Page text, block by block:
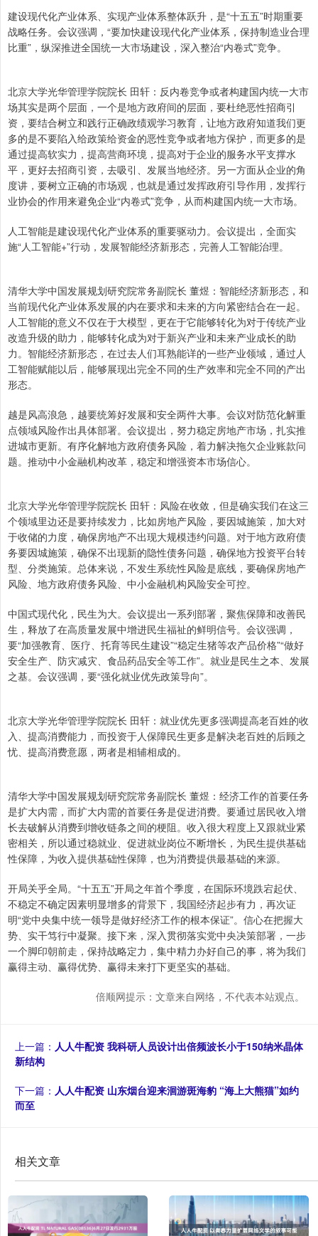
建设现代化产业体系、实现产业体系整体跃升，是“十五五”时期重要
战略任务。会议强调，“要加快建设现代化产业体系，保持制造业合理
比重”，纵深推进全国统一大市场建设，深入整治“内卷式”竞争。
北京大学光华管理学院院长 田轩：反内卷竞争或者构建国内统一大市
场其实是两个层面，一个是地方政府间的层面，要杜绝恶性招商引
资，要结合树立和践行正确政绩观学习教育，让地方政府知道我们更
多的是不要陷入给政策给资金的恶性竞争或者地方保护，而更多的是
通过提高软实力，提高营商环境，提高对于企业的服务水平支撑水
平，更好去招商引资，去吸引、发展当地经济。另一方面从企业的角
度讲，要树立正确的市场观，也就是通过发挥政府引导作用，发挥行
业协会的作用来避免企业“内卷式”竞争，从而构建国内统一大市场。
人工智能是建设现代化产业体系的重要驱动力。会议提出，全面实
施“人工智能+”行动，发展智能经济新形态，完善人工智能治理。
清华大学中国发展规划研究院常务副院长 董煜：智能经济新形态，和
当前现代化产业体系发展的内在要求和未来的方向紧密结合在一起。
人工智能的意义不仅在于大模型，更在于它能够转化为对于传统产业
改造升级的助力，能够转化成为对于新兴产业和未来产业成长的助
力。智能经济新形态，在过去人们耳熟能详的一些产业领域，通过人
工智能赋能以后，能够展现出完全不同的生产效率和完全不同的产出
形态。
越是风高浪急，越要统筹好发展和安全两件大事。会议对防范化解重
点领域风险作出具体部署。会议提出，努力稳定房地产市场，扎实推
进城市更新。有序化解地方政府债务风险，着力解决拖欠企业账款问
题。推动中小金融机构改革，稳定和增强资本市场信心。
北京大学光华管理学院院长 田轩：风险在收敛，但是确实我们在这三
个领域里边还是要持续发力，比如房地产风险，要因城施策，加大对
于收储的力度，确保房地产不出现大规模违约问题。对于地方政府债
务要因城施策，确保不出现新的隐性债务问题，确保地方投资平台转
型、分类施策。总体来说，不发生系统性风险是底线，要确保房地产
风险、地方政府债务风险、中小金融机构风险安全可控。
中国式现代化，民生为大。会议提出一系列部署，聚焦保障和改善民
生，释放了在高质量发展中增进民生福祉的鲜明信号。会议强调，
要“加强教育、医疗、托育等民生建设”“稳定生猪等农产品价格”“做好
安全生产、防灾减灾、食品药品安全等工作”。就业是民生之本、发展
之基。会议强调，要“强化就业优先政策导向”。
北京大学光华管理学院院长 田轩：就业优先更多强调提高老百姓的收
入、提高消费能力，而投资于人保障民生更多是解决老百姓的后顾之
忧、提高消费意愿，两者是相辅相成的。
清华大学中国发展规划研究院常务副院长 董煜：经济工作的首要任务
是扩大内需，而扩大内需的首要任务是促进消费。要通过居民收入增
长去破解从消费到增收链条之间的梗阻。收入很大程度上又跟就业紧
密相关，所以通过稳就业、促进就业岗位不断增长，为民生提供基础
性保障，为收入提供基础性保障，也为消费提供最基础的来源。
开局关乎全局。“十五五”开局之年首个季度，在国际环境跌宕起伏、
不稳定不确定因素明显增多的背景下，我国经济起步有力，再次证
明“党中央集中统一领导是做好经济工作的根本保证”。信心在把握大
势、实干笃行中凝聚。接下来，深入贯彻落实党中央决策部署，一步
一个脚印朝前走，保持战略定力，集中精力办好自己的事，将为我们
赢得主动、赢得优势、赢得未来打下更坚实的基础。
倍顺网提示：文章来自网络，不代表本站观点。
上一篇： 人人牛配资 我科研人员设计出倍频波长小于150纳米晶体
新结构
下一篇： 人人牛配资 山东烟台迎来洄游斑海豹 “海上大熊猫”如约
而至
相关文章